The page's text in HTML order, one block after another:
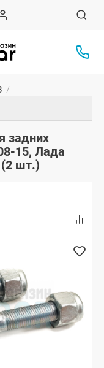
/
задних
15, Лада
(2 шт.)